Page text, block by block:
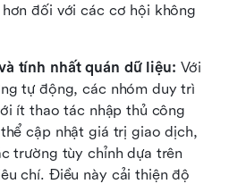
đối với các cơ hội không
tính nhất quán dữ liệu: Với
tự động, các nhóm duy trì
ít thao tác nhập thủ công
cập nhật giá trị giao dịch,
trường tùy chỉnh dựa trên
chí. Điều này cải thiện độ